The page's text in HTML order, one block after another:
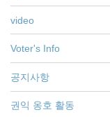
video
Voter's Info
공지사항
권익 옹호 활동